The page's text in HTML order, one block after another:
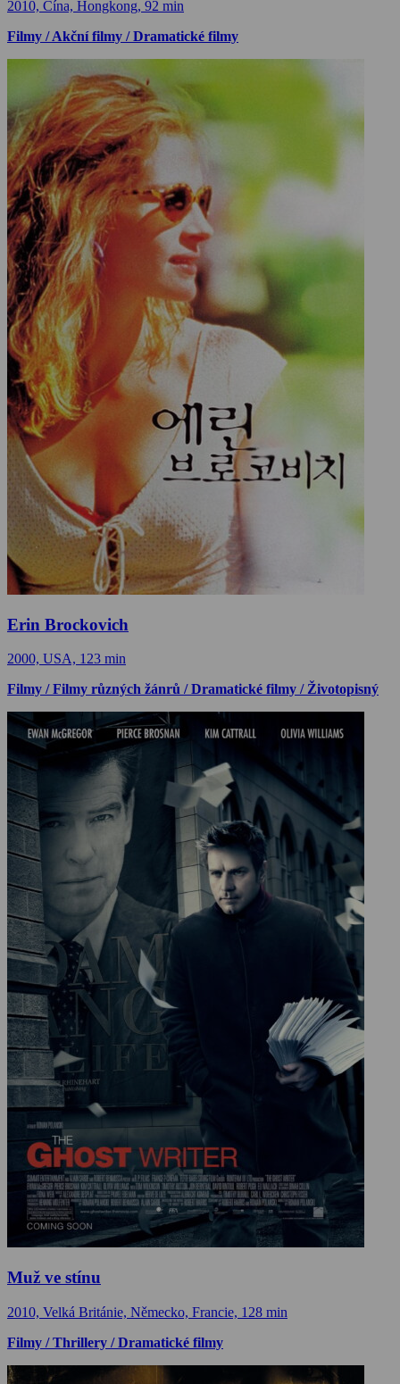
2010, Čína, Hongkong, 92 min
Filmy / Akční filmy / Dramatické filmy
Erin Brockovich
2000, USA, 123 min
Filmy / Filmy různých žánrů / Dramatické filmy / Životopisný
Muž ve stínu
2010, Velká Británie, Německo, Francie, 128 min
Filmy / Thrillery / Dramatické filmy